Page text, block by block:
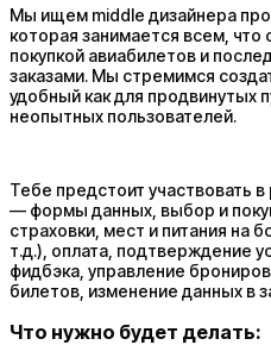
Мы ищем middle дизайнера
которая занимается всем, что
покупкой авиабилетов и
заказами. Мы стремимся
удобный как для продвинутых
неопытных пользователей.
Тебе предстоит участвовать
— формы данных, выбор и
страховки, мест и питания на
т.д.), оплата, подтверждение
фидбэка, управление
билетов, изменение данных в
Что нужно будет делать: